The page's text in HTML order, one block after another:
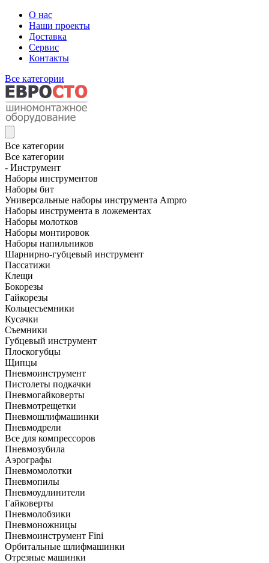
О нас
Наши проекты
Доставка
Сервис
Контакты
Все категории
Все категории
Все категории
- Инструмент
Наборы инструментов
Наборы бит
Универсальные наборы инструмента Ampro
Наборы инструмента в ложементах
Наборы молотков
Наборы монтировок
Наборы напильников
Шарнирно-губцевый инструмент
Пассатижи
Клещи
Бокорезы
Гайкорезы
Кольцесъемники
Кусачки
Съемники
Губцевый инструмент
Плоскогубцы
Щипцы
Пневмоинструмент
Пистолеты подкачки
Пневмогайковерты
Пневмотрещетки
Пневмошлифмашинки
Пневмодрели
Все для компрессоров
Пневмозубила
Аэрографы
Пневмомолотки
Пневмопилы
Пневмоудлинители
Гайковерты
Пневмолобзики
Пневмоножницы
Пневмоинструмент Fini
Орбитальные шлифмашинки
Отрезные машинки